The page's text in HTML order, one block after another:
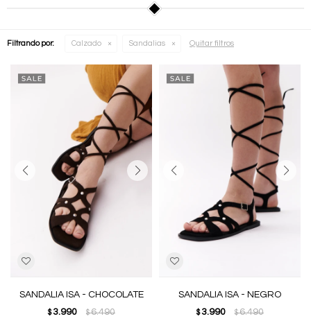
Filtrando por: Calzado Sandalias Quitar filtros
SANDALIA ISA - CHOCOLATE
$ 3.990 $6.490
SANDALIA ISA - NEGRO
$ 3.990 $6.490